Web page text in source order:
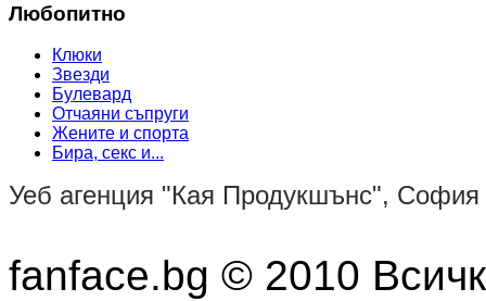
Любопитно
Клюки
Звезди
Булевард
Отчаяни съпруги
Жените и спорта
Бира, секс и...
Уеб агенция "Кая Продукшънс", София
fanface.bg © 2010